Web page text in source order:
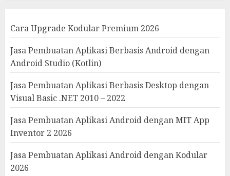
Cara Upgrade Kodular Premium 2026
Jasa Pembuatan Aplikasi Berbasis Android dengan
Android Studio (Kotlin)
Jasa Pembuatan Aplikasi Berbasis Desktop dengan
Visual Basic .NET 2010 – 2022
Jasa Pembuatan Aplikasi Android dengan MIT App
Inventor 2 2026
Jasa Pembuatan Aplikasi Android dengan Kodular
2026